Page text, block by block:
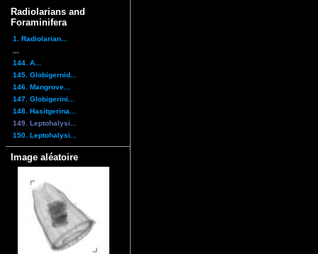
Radiolarians and
Foraminifera
1. Radiolarian...
144. A...
145. Globigernid...
146. Mangrove...
147. Globigerini...
148. Hasitgerina...
149. Leptohalysi...
150. Leptohalysi...
Image aléatoire